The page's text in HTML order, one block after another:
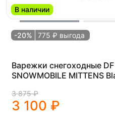
В наличии
-20% 775 ₽ выгода
Варежки снегоходные DF
SNOWMOBILE MITTENS
3 875 ₽
3 100 ₽